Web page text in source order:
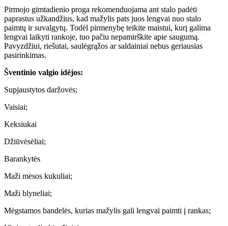
Pirmojo gimtadienio proga rekomenduojama ant stalo padėti
paprastus užkandžius, kad mažylis pats juos lengvai nuo stalo
paimtų ir suvalgytų. Todėl pirmenybę teikite maistui, kurį galima
lengvai laikyti rankoje, tuo pačiu nepamirškite apie saugumą.
Pavyzdžiui, riešutai, saulėgrąžos ar saldainiai nebus geriausias
pasirinkimas.
Šventinio valgio idėjos:
Supjaustytos daržovės;
Vaisiai;
Keksiukai
Džiūvėsėliai;
Barankytės
Maži mėsos kukuliai;
Maži blyneliai;
Mėgstamos bandelės, kurias mažylis gali lengvai paimti į rankas;